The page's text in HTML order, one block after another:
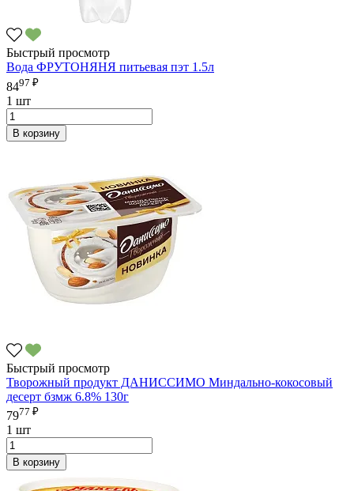
Быстрый просмотр
Вода ФРУТОНЯНЯ питьевая пэт 1.5л
8497 ₽
1 шт
В корзину
Быстрый просмотр
Творожный продукт ДАНИССИМО Миндально-кокосовый
десерт бзмж 6.8% 130г
7977 ₽
1 шт
В корзину